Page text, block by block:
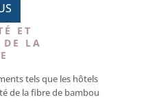
ET
DE LA
tels que les hôtels
de la fibre de bambou